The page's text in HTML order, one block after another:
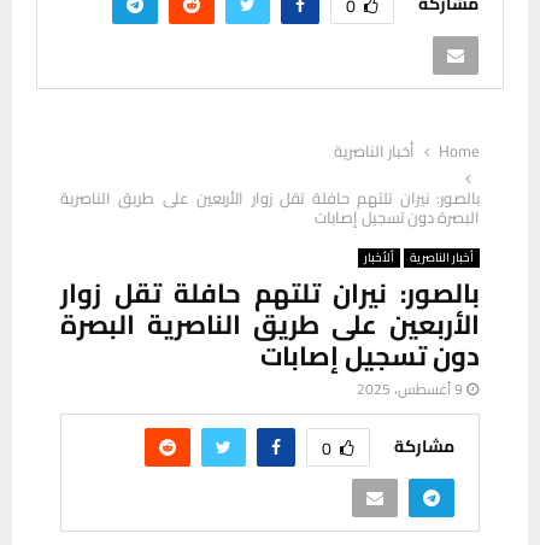
Home
أخبار الناصرية
بالصور: نيران تلتهم حافلة تقل زوار الأربعين على طريق الناصرية
البصرة دون تسجيل إصابات
أخبار الناصرية ألأخبار
بالصور: نيران تلتهم حافلة تقل زوار
الأربعين على طريق الناصرية البصرة
دون تسجيل إصابات
9 أغسطس، 2025
مشاركة 0